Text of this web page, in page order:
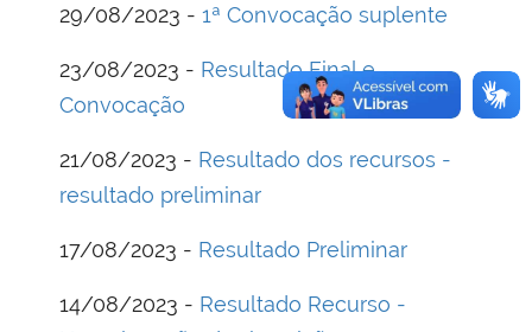
29/08/2023 - 1ª Convocação suplente
23/08/2023 - Resultado Final e
Convocação
21/08/2023 - Resultado dos recursos -
resultado preliminar
17/08/2023 - Resultado Preliminar
14/08/2023 - Resultado Recurso -